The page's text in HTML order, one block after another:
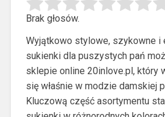
Brak głosów.
Wyjątkowo stylowe, szykowne i
sukienki dla puszystych pań
sklepie online 20inlove.pl, który
się właśnie w modzie damskiej
Kluczową część asortymentu